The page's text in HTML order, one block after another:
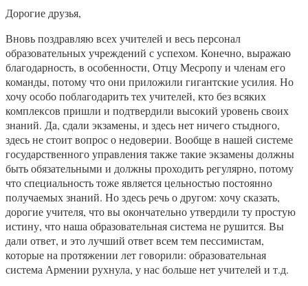
Дорогие друзья,
Вновь поздравляю всех учителей и весь персонал
образовательных учреждений с успехом. Конечно, выражаю
благодарность, в особенности, Отцу Месропу и членам его
команды, потому что они приложили гигантские усилия. Но
хочу особо поблагодарить тех учителей, кто без всяких
комплексов пришли и подтвердили высокий уровень своих
знаний. Да, сдали экзамены, и здесь нет ничего стыдного,
здесь не стоит вопрос о недоверии. Вообще в нашей системе
государственного управления также такие экзамены должны
быть обязательными и должны проходить регулярно, потому
что специальность тоже является цельностью постоянно
получаемых знаний. Но здесь речь о другом: хочу сказать,
дорогие учителя, что вы окончательно утвердили ту простую
истину, что наша образовательная система не рушится. Вы
дали ответ, и это лучший ответ всем тем пессимистам,
которые на протяжении лет говорили: образовательная
система Армении рухнула, у нас больше нет учителей и т.д.